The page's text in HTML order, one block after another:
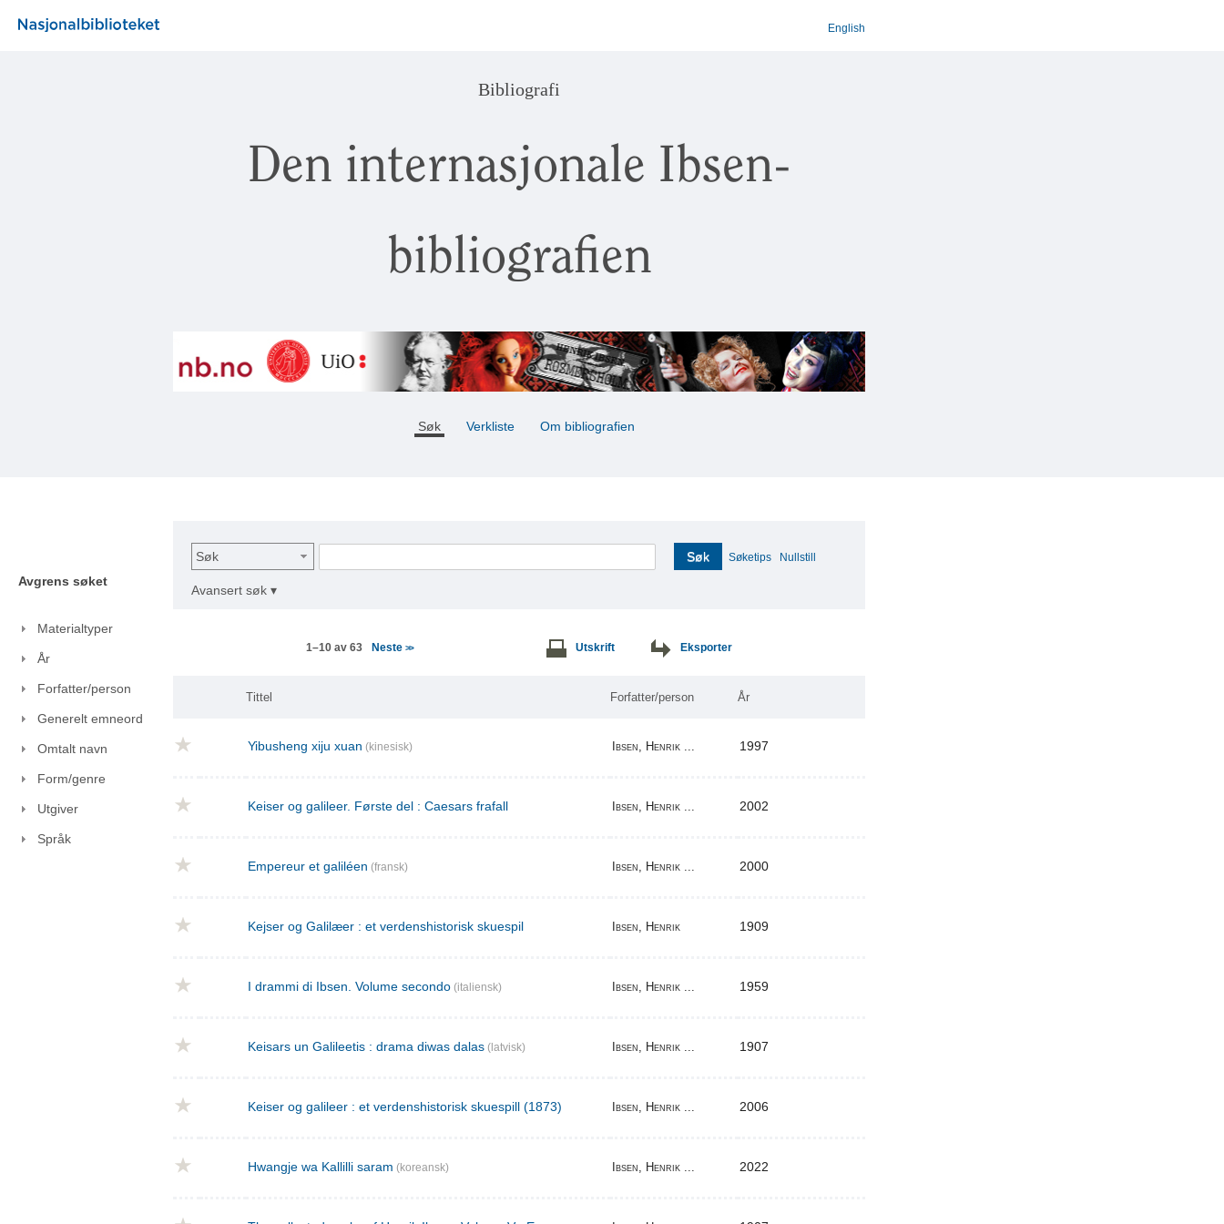
English
Bibliografi
Den internasjonale Ibsen-
bibliografien
Søk Verkliste Om bibliografien
Avgrens søket
Materialtyper
År
Forfatter/person
Generelt emneord
Omtalt navn
Form/genre
Utgiver
Språk
Søk Søk Søketips Nullstill
Avansert søk ▾
1–10 av 63 Neste>> Utskrift Eksporter
Tittel Forfatter/person År
Yibusheng xiju xuan (kinesisk) Ibsen, Henrik ... 1997
Keiser og galileer. Første del : Caesars frafall Ibsen, Henrik ... 2002
Empereur et galiléen (fransk) Ibsen, Henrik ... 2000
Kejser og Galilæer : et verdenshistorisk skuespil Ibsen, Henrik 1909
I drammi di Ibsen. Volume secondo (italiensk) Ibsen, Henrik ... 1959
Keisars un Galileetis : drama diwas dalas (latvisk) Ibsen, Henrik ... 1907
Keiser og galileer : et verdenshistorisk skuespill (1873) Ibsen, Henrik ... 2006
Hwangje wa Kallilli saram (koreansk) Ibsen, Henrik ... 2022